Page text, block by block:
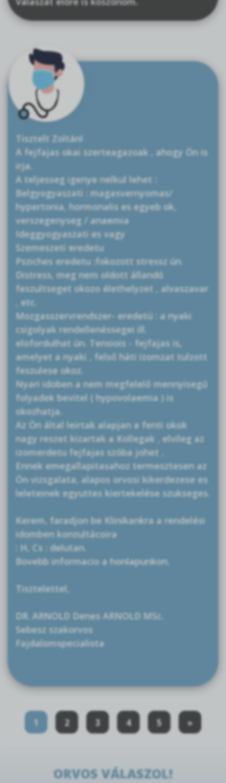
Tisztelt Zoltán!
A fejfajas okai szerteagazoak , ahogy Ön is
irja.
A teljesseg igenye nelkul lehet :
Belgyogyaszati : magasvernyomas/
hypertonia, hormonalis es egyeb ok,
verszegenyseg / anaemia
Ideggyogyaszati es vagy
Szemeszeti eredetu
Psziches eredetu :fokozott stressz ún.
Distress, meg nem oldott állandó
feszultseget okozo élethelyzet , alvaszavar
, etc.
Mozgasszervrendszer- eredetü : a nyaki
csigolyak rendellenéssegei ill.
elofordulhat ún. Tensiois - fejfajas is,
amelyet a nyaki , felső háti izomzat tulzott
feszulese okoz.
Nyari idoben a nem megfelelő mennyisegű
folyadek bevitel ( hypovolaemia ) is
okozhatja.
Az Ön által leirtak alapjan a fenti okok
nagy reszet kizartak a Kollegak , elvileg az
izomerdetu fejfajas szóba johet .
Ennek emegallapitasahoz termesztesen az
Ön vizsgalata, alapos orvosi kikerdezese es
leleteinek egyuttes kiertekelése szukseges.
Kerem, faradjon be Klinikankra a rendelési
idomben konzultácoira
: H, Cs : delutan.
Bovebb informacio a honlapunkon.
Tisztelettel,
DR. ARNOLD Denes ARNOLD MSc.
Sebesz szakorvos
Fajdalomspecialista
1 2 3 4 5 »
ORVOS VÁLASZOL!